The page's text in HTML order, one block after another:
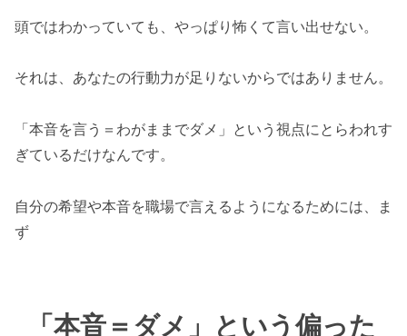
頭ではわかっていても、やっぱり怖くて言い出せない。
それは、あなたの行動力が足りないからではありません。
「本音を言う＝わがままでダメ」という視点にとらわれす
ぎているだけなんです。
自分の希望や本音を職場で言えるようになるためには、ま
ず
「本音＝ダメ」という偏った